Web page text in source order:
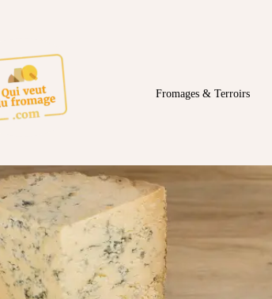
Fromages & Terroirs